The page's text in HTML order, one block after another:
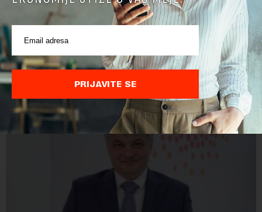
POVEZANI SADRŽAJI
PRIJAVITE SE